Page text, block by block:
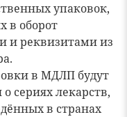
упаковок,
в оборот
и реквизитами из
в МДЛП будут
сериях лекарств,
в странах